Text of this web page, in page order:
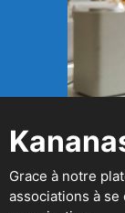
Grace à notre
associations à